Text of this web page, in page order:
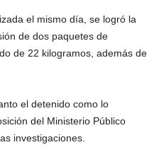
el mismo día, se logró la
de dos paquetes de
de 22 kilogramos, además de
el detenido como lo
del Ministerio Público
investigaciones.